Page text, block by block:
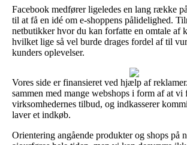
Facebook medfører ligeledes en lang række
til at få en idé om e-shoppens pålidelighed.
netbutikker hvor du kan forfatte en omtale af
hvilket lige så vel burde drages fordel af til
kunders oplevelser.
Vores side er finansieret ved hjælp af
sammen med mange webshops i form af at vi
virksomhedernes tilbud, og indkasserer
laver et indkøb.
Orientering angående produkter og shops på